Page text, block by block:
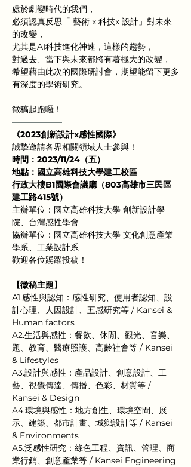
處於劇變時代的我們，
必須認真反思「 藝術 x 科技x 設計」對未來
的改變，
尤其是AI科技進化神速，這樣的趨勢，
對過去、當下與未來都將有著極大的改變，
希望藉由此次的國際研討會，期望能留下更多
有深度的學術研究。
徵稿起跑囉！
——————
《2023創新設計x感性國際》
誠摯邀請各界相關領域人士參與！
時間：2023/11/24（五）
地點：國立高雄科技大學建工校區
行政大樓B1國際會議廳（803高雄市三民區
建工路415號）
主辦單位：國立高雄科技大學 創新設計學
院、台灣感性學會
協辦單位：國立高雄科技大學 文化創意產業
學系、工業設計系
歡迎各位踴躍投稿！
【徵稿主題】
A1.感性與認知：感性研究、使用者認知、設
計心理、人因設計、五感研究等 / Kansei &
Human factors
A2.生活與感性：餐飲、休閒、觀光、音樂、
題、教育、醫療照護、高齡社會等 / Kansei
& Lifestyles
A3.設計與感性：產品設計、創意設計、工
藝、視覺傳達、傳播、色彩、材質等 /
Kansei & Design
A4.環境與感性：地方創生、環境空間、展
示、建築、都市計畫、城鄉設計等 / Kansei
& Environments
A5.泛感性研究：綠色工程、資訊、管理、商
業行銷、創意產業等 / Kansei Engineering